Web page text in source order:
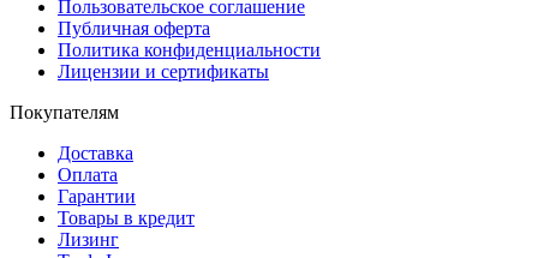
Пользовательское соглашение
Публичная оферта
Политика конфиденциальности
Лицензии и сертификаты
Покупателям
Доставка
Оплата
Гарантии
Товары в кредит
Лизинг